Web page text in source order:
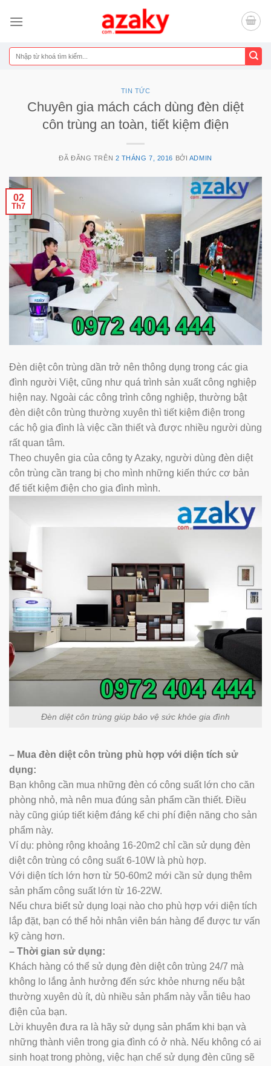
đến
dung
Tìm
kiếm:
TIN TỨC
Chuyên gia mách cách dùng đèn diệt
côn trùng an toàn, tiết kiệm điện
ĐÃ ĐĂNG TRÊN 2 THÁNG 7, 2016 BỞI ADMIN
02
Th7
Đèn diệt côn trùng dần trở nên thông dụng trong các gia
đình người Việt, cũng như quá trình sản xuất công nghiệp
hiện nay. Ngoài các công trình công nghiệp, thường bật
đèn diệt côn trùng thường xuyên thì tiết kiệm điện trong
các hộ gia đình là việc cần thiết và được nhiều người dùng
rất quan tâm.
Theo chuyên gia của công ty Azaky, người dùng đèn diệt
côn trùng cần trang bị cho mình những kiến thức cơ bản
để tiết kiệm điện cho gia đình mình.
Đèn diệt côn trùng giúp bảo vệ sức khỏe gia đình
– Mua đèn diệt côn trùng phù hợp với diện tích sử
dụng:
Bạn không cần mua những đèn có công suất lớn cho căn
phòng nhỏ, mà nên mua đúng sản phẩm cần thiết. Điều
này cũng giúp tiết kiệm đáng kể chi phí điện năng cho sản
phẩm này.
Ví dụ: phòng rộng khoảng 16-20m2 chỉ cần sử dụng đèn
diệt côn trùng có công suất 6-10W là phù hợp.
Với diện tích lớn hơn từ 50-60m2 mới cần sử dụng thêm
sản phẩm công suất lớn từ 16-22W.
Nếu chưa biết sử dụng loại nào cho phù hợp với diện tích
lắp đặt, bạn có thể hỏi nhân viên bán hàng để được tư vấn
kỹ càng hơn.
– Thời gian sử dụng:
Khách hàng có thể sử dụng đèn diệt côn trùng 24/7 mà
không lo lắng ảnh hưởng đến sức khỏe nhưng nếu bật
thường xuyên dù ít, dù nhiều sản phẩm này vẫn tiêu hao
điện của bạn.
Lời khuyên đưa ra là hãy sử dụng sản phẩm khi bạn và
những thành viên trong gia đình có ở nhà. Nếu không có ai
sinh hoạt trong phòng, việc hạn chế sử dụng đèn cũng sẽ